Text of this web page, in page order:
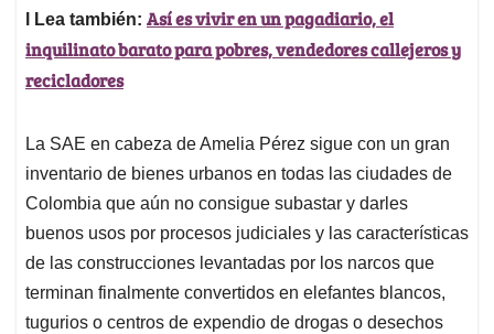
l Lea también: Así es vivir en un pagadiario, el
inquilinato barato para pobres, vendedores callejeros y
recicladores
La SAE en cabeza de Amelia Pérez sigue con un gran
inventario de bienes urbanos en todas las ciudades de
Colombia que aún no consigue subastar y darles
buenos usos por procesos judiciales y las características
de las construcciones levantadas por los narcos que
terminan finalmente convertidos en elefantes blancos,
tugurios o centros de expendio de drogas o desechos